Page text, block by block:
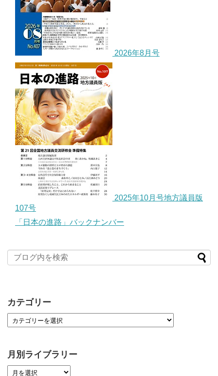
2026年8月号
2025年10月号地方議員版
107号
「日本の進路」バックナンバー
カテゴリー
月別ライブラリー